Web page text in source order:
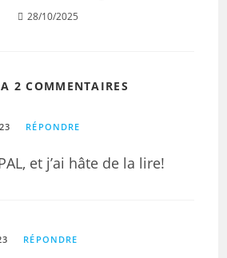
28/10/2025
2 COMMENTAIRES
RÉPONDRE
et j’ai hâte de la lire!
RÉPONDRE